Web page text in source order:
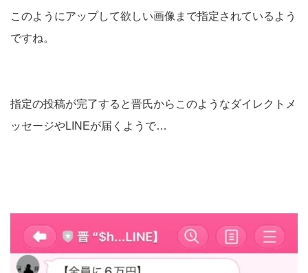
このようにアップして欲しい画像まで指定されているよう
ですね。
指定の投稿が完了すると晋氏からこのようなダイレクトメ
ッセージやLINEが届くようで…